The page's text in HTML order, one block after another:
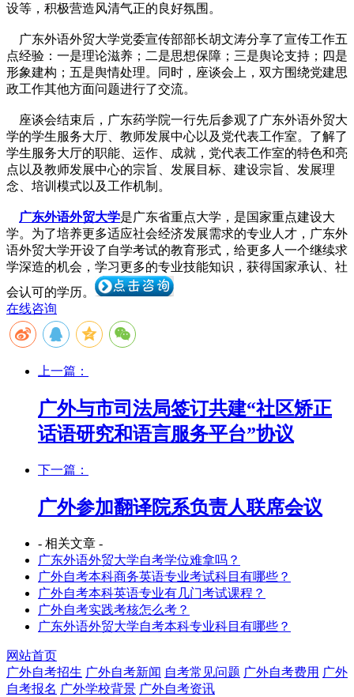
设等，积极营造风清气正的良好氛围。
广东外语外贸大学党委宣传部部长胡文涛分享了宣传工作五
点经验：一是理论滋养；二是思想保障；三是舆论支持；四是
形象建构；五是舆情处理。同时，座谈会上，双方围绕党建思
政工作其他方面问题进行了交流。
座谈会结束后，广东药学院一行先后参观了广东外语外贸大
学的学生服务大厅、教师发展中心以及党代表工作室。了解了
学生服务大厅的职能、运作、成就，党代表工作室的特色和亮
点以及教师发展中心的宗旨、发展目标、建设宗旨、发展理
念、培训模式以及工作机制。
广东外语外贸大学是广东省重点大学，是国家重点建设大
学。为了培养更多适应社会经济发展需求的专业人才， 广东外
语外贸大学开设了自学考试的教育形式，给更多人一个继续求
学深造的机会，学习更多的专业技能知识，获得国家承认、社
会认可的学历。
在线咨询
上一篇：
广外与市司法局签订共建“社区矫正
话语研究和语言服务平台”协议
下一篇：
广外参加翻译院系负责人联席会议
- 相关文章 -
广东外语外贸大学自考学位难拿吗？
广外自考本科商务英语专业考试科目有哪些？
广外自考本科英语专业有几门考试课程？
广外自考实践考核怎么考？
广东外语外贸大学自考本科专业科目有哪些？
网站首页
广外自考招生 广外自考新闻 自考常见问题 广外自考费用 广外
自考报名 广外学校背景 广外自考资讯